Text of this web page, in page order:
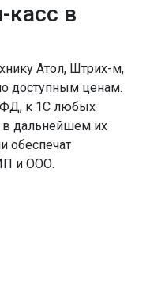
касс в
Атол, Штрих-м,
доступным ценам.
к 1С любых
в дальнейшем их
обеспечат
и ООО.